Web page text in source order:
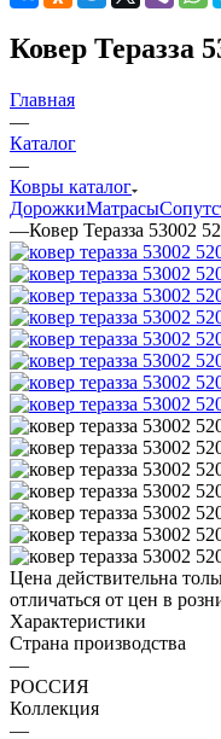
Ковер Теразза
Главная
—
Каталог
—
Ковры каталог
ДорожкиМатрасы
—Ковер Теразза 53002
Цена действительна
отличаться от цен в
Характеристики
Страна производства
—
РОССИЯ
Коллекция
—